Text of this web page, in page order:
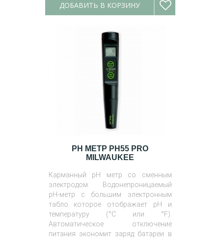
ДОБАВИТЬ В КОРЗИНУ
PH МЕТР PH55 PRO
MILWAUKEE
Карманный рН метр со сменным
электродом. Водонепроницаемый
рН-метр с большим электронным
табло которое отображает рН и
температуру (°C или °F).
Автоматическое отключение
питания экономит заряд батареи в